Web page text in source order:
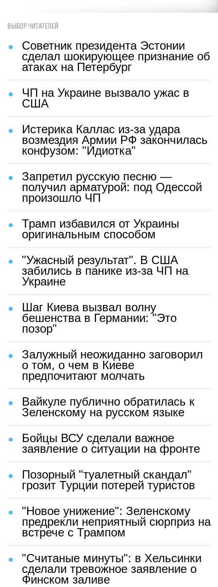
ВЫБОР ЧИТАТЕЛЕЙ
Советник президента Эстонии
сделал шокирующее признание об
атаках на Петербург
ЧП на Украине вызвало ужас в
США
Истерика Каллас из-за удара
возмездия Армии РФ закончилась
конфузом: "Идиотка"
Запретил русскую песню —
получил арматурой: под Одессой
произошло ЧП
Трамп избавился от Украины
оригинальным способом
"Ужасный результат". В США
забились в панике из-за ЧП на
Украине
Шаг Киева вызвал волну
бешенства в Германии: "Это
позор"
Залужный неожиданно заговорил
о том, о чем в Киеве
предпочитают молчать
Вайкуле публично обратилась к
Зеленскому на русском языке
Бойцы ВСУ сделали важное
заявление о ситуации на фронте
Позорный "туалетный скандал"
грозит Турции потерей туристов
"Новое унижение": Зеленскому
предрекли неприятный сюрприз на
встрече с Трампом
"Считаные минуты": в Хельсинки
сделали тревожное заявление о
Финском заливе